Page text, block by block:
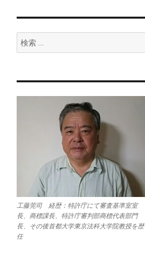
検
索:
工藤莞司 経歴：特許庁にて審査基準室室
長、商標課長、特許庁審判部商標代表部門
長、その後首都大学東京法科大学院教授を歴
任